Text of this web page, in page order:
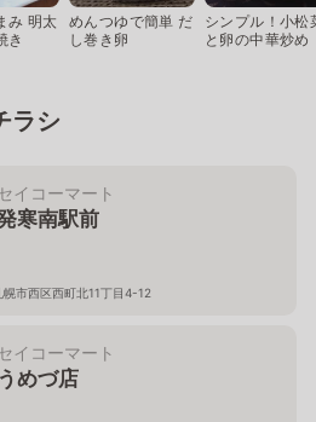
み 明太
き
めんつゆで簡単 だ
し巻き卵
シンプル！小松
と卵の中華炒め
ラシ
イコーマート
寒南駅前
幌市西区西町北11丁目4-12
イコーマート
うめづ店